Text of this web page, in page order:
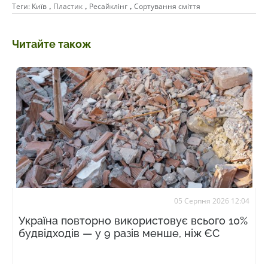
Теги: Київ , Пластик , Ресайклінг , Сортування сміття
Читайте також
05 Серпня 2026 12:04
Україна повторно використовує всього 10%
будвідходів — у 9 разів менше, ніж ЄС